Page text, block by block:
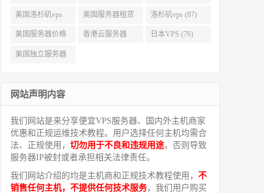
(99)
美国洛杉矶vps
(94)
美国服务器租赁
(91)
洛杉矶vps (87)
美国服务器价格
(82)
香港云服务器 日本VPS (76)
美国独立服务器
网站声明内容
我们网站是来分享便宜VPS服务器、国内外主机商家
优惠和正规运维技术教程。用户选择任何主机均需合
法、正规使用， 切勿用于不良和违规用途，否则导致
服务器IP被封或者承担相关法律责任。
我们网站介绍的均是主机商和正规技术教程使用， 不
销售任何主机，不提供任何技术服务，我们用户购买